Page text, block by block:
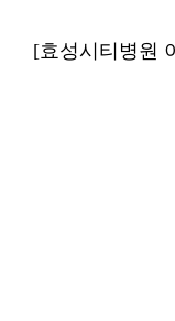
[효성시티병원